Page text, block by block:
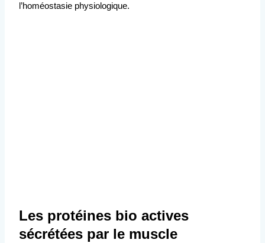
l’homéostasie physiologique.
Les protéines bio actives
sécrétées par le muscle